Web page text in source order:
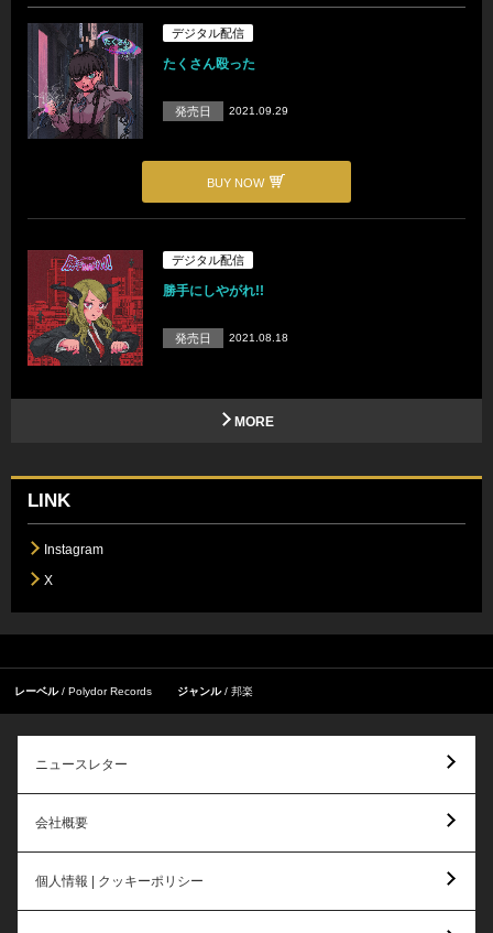
デジタル配信
たくさん殴った
発売日 2021.09.29
BUY NOW
デジタル配信
勝手にしやがれ!!
発売日 2021.08.18
MORE
LINK
Instagram
X
レーベル Polydor Records ジャンル 邦楽
ニュースレター
会社概要
個人情報 | クッキーポリシー